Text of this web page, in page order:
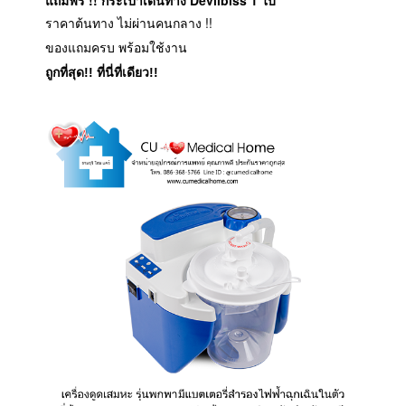
ราคาต้นทาง ไม่ผ่านคนกลาง !!
ของแถมครบ พร้อมใช้งาน
ถูกที่สุด!! ที่นี่ที่เดียว!!